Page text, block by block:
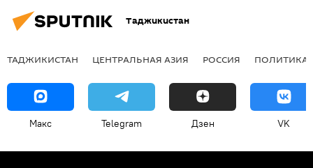
Таджикистан
ТАДЖИКИСТАН ЦЕНТРАЛЬНАЯ АЗИЯ РОССИЯ ПОЛИТИКА
Макс Telegram Дзен VK